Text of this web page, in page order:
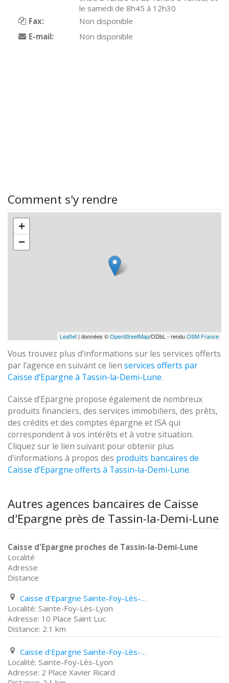
le samedi de 8h45 à 12h30
Fax:
Non disponible
E-mail:
Non disponible
Comment s'y rendre
+
−
Leaflet | données ©OpenStreetMap/ODbL - renduOSM France
Vous trouvez plus d'informations sur les services offerts
par l'agence en suivant ce lien services offerts par
Caisse d'Epargne à Tassin-la-Demi-Lune.
Caisse d'Epargne propose également de nombreux
produits financiers, des services immobiliers, des prêts,
des crédits et des comptes épargne et ISA qui
correspondent à vos intérêts et à votre situation.
Cliquez sur le lien suivant pour obtenir plus
d'informations à propos des produits bancaires de
Caisse d'Epargne offerts à Tassin-la-Demi-Lune.
Autres agences bancaires de Caisse
d'Epargne près de Tassin-la-Demi-Lune
Caisse d'Epargne proches de Tassin-la-Demi-Lune
Localité
Adresse
Distance
Caisse d'Epargne Sainte-Foy-Lès-Lyon 10 Place Saint Luc
Sainte-Foy-Lès-Lyon
10 Place Saint Luc
2.1 km
Caisse d'Epargne Sainte-Foy-Lès-Lyon 2 Place Xavier Ricard
Sainte-Foy-Lès-Lyon
2 Place Xavier Ricard